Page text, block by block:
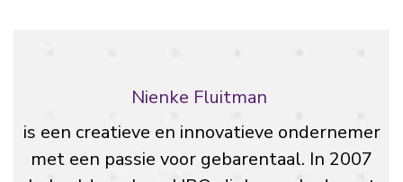
Nienke Fluitman
is een creatieve en innovatieve ondernemer
met een passie voor gebarentaal. In 2007